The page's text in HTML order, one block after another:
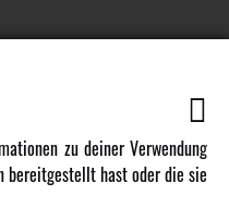
VON AMEWI
zu deiner Verwendung
bereitgestellt hast oder die sie